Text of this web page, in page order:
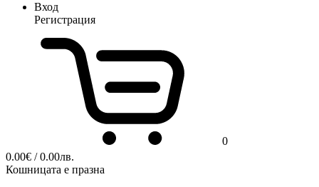
Вход
Регистрация
0
0.00€ / 0.00лв.
Кошницата е празна